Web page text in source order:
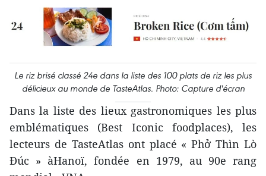
Le riz brisé classé 24e dans la liste des 100 plats de riz les plus
délicieux au monde de TasteAtlas. Photo: Capture d'écran
Dans la liste des lieux gastronomiques les plus
emblématiques (Best Iconic foodplaces), les
lecteurs de TasteAtlas ont placé « Phở Thìn Lò
Đúc » àHanoï, fondée en 1979, au 90e rang